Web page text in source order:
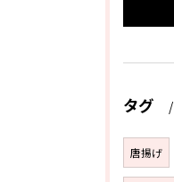
タグ
唐揚げ